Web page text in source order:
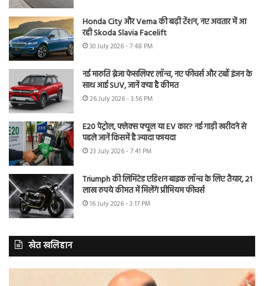
Honda City और Verna की बढ़ी टेंशन, नए अवतार में आ
रही Skoda Slavia Facelift
30 July 2026 - 7:48 PM
नई मारुति ब्रेजा फेसलिफ्ट लॉन्च, नए फीचर्स और टर्बो इंजन के
साथ आई SUV, जानें क्या है कीमत
26 July 2026 - 3:56 PM
E20 पेट्रोल, फ्लेक्स फ्यूल या EV कार? नई गाड़ी खरीदने से
पहले जानें किसमें है ज्यादा फायदा
23 July 2026 - 7:41 PM
Triumph की लिमिटेड एडिशन बाइक लॉन्च के लिए तैयार, 21
लाख रुपये कीमत में मिलेंगे प्रीमियम फीचर्स
16 July 2026 - 3:17 PM
खेत खलिहान